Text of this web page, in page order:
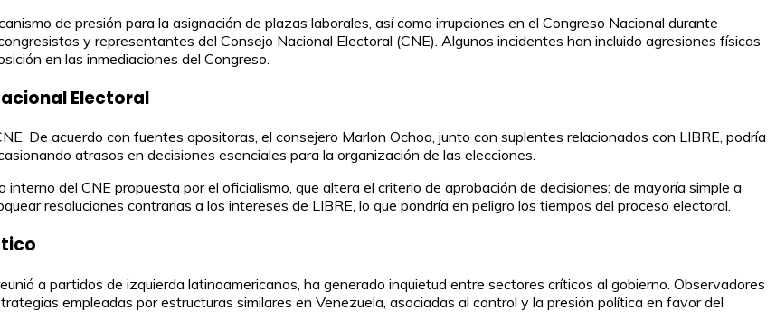
de presión para la asignación de plazas laborales, así como irrupciones en el Congreso Nacional durante
y representantes del Consejo Nacional Electoral (CNE). Algunos incidentes han incluido agresiones físicas
en las inmediaciones del Congreso.
Electoral
De acuerdo con fuentes opositoras, el consejero Marlon Ochoa, junto con suplentes relacionados con LIBRE, podría
atrasos en decisiones esenciales para la organización de las elecciones.
del CNE propuesta por el oficialismo, que altera el criterio de aprobación de decisiones: de mayoría simple a
resoluciones contrarias a los intereses de LIBRE, lo que pondría en peligro los tiempos del proceso electoral.
a partidos de izquierda latinoamericanos, ha generado inquietud entre sectores críticos al gobierno. Observadores
empleadas por estructuras similares en Venezuela, asociadas al control y la presión política en favor del